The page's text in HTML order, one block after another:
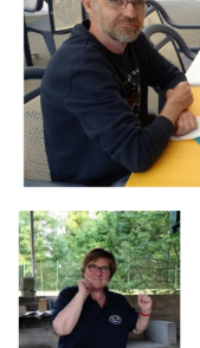
Branding
ARMCHAIR